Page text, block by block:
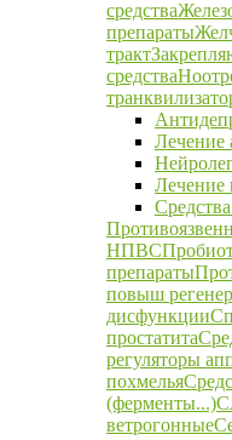
средства
препараты
тракт
средства
Лечение
Лечение
НПВС
препараты
повыш
дисфункции
простатита
регуляторы
похмелья
(ферменты...)
ветрогонные